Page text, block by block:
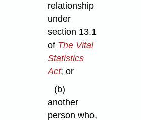
relationship
under
section 13.1
of The Vital
Statistics
Act; or
(b)
another
person who,